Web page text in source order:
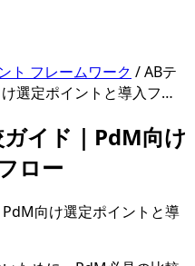
ト フレームワーク /ABテ
選定ポイントと導入フ…
イド｜PdM向け
ロー